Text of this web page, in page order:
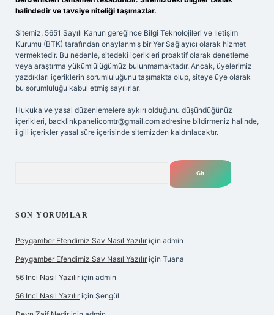
halindedir ve tavsiye niteliği taşımazlar.
Sitemiz, 5651 Sayılı Kanun gereğince Bilgi Teknolojileri ve İletişim
Kurumu (BTK) tarafından onaylanmış bir Yer Sağlayıcı olarak hizmet
vermektedir. Bu nedenle, sitedeki içerikleri proaktif olarak denetleme
veya araştırma yükümlülüğümüz bulunmamaktadır. Ancak, üyelerimiz
yazdıkları içeriklerin sorumluluğunu taşımakta olup, siteye üye olarak
bu sorumluluğu kabul etmiş sayılırlar.
Hukuka ve yasal düzenlemelere aykırı olduğunu düşündüğünüz
içerikleri, backlinkpanelicomtr@gmail.com adresine bildirmeniz halinde,
ilgili içerikler yasal süre içerisinde sitemizden kaldırılacaktır.
SON YORUMLAR
Peygamber Efendimiz Sav Nasıl Yazılır için admin
Peygamber Efendimiz Sav Nasıl Yazılır için Tuana
56 Inci Nasıl Yazılır için admin
56 Inci Nasıl Yazılır için Şengül